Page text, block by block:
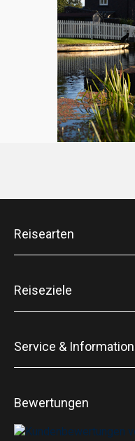
Reisearten
Reiseziele
Service &
Bewertungen